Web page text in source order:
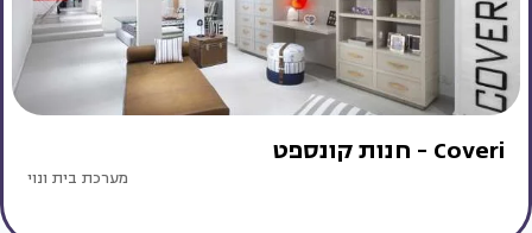
Coveri - חנות קונספט
מערכת בית ונוי